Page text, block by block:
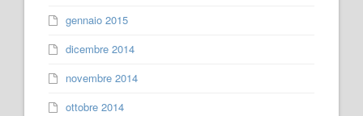
gennaio 2015
dicembre 2014
novembre 2014
ottobre 2014